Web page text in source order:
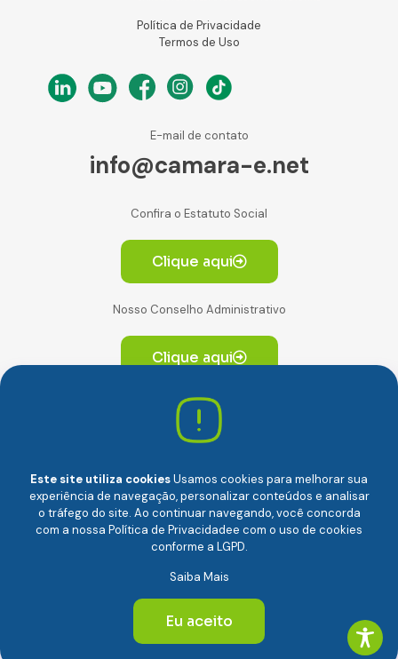
Política de Privacidade
Termos de Uso
E-mail de contato
info@camara-e.net
Confira o Estatuto Social
Clique aqui
Nosso Conselho Administrativo
Clique aqui
Av. Paulista, 2064. Conjunto 14, (Edifício Paulista) -
CEP 01310-928 Consolação – São Paulo/SP
Câmara Brasileira da Economia Digital (camara-e.net) |
Este site utiliza cookiesUsamos cookies para melhorar sua
experiência de navegação, personalizar conteúdos e analisar
o tráfego do site. Ao continuar navegando, você concorda
com a nossa Política de Privacidadee com o uso de cookies
conforme a LGPD.
Saiba Mais
Eu aceito